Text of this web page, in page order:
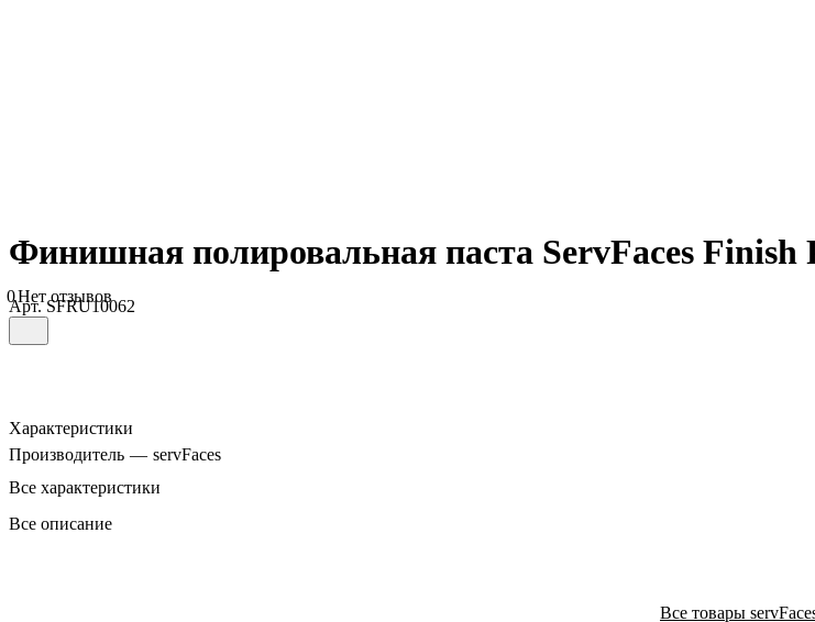
Финишная полировальная паста ServFaces Finish
0Нет отзывов
Арт.SFRU10062
Характеристики
Производитель — servFaces
Все характеристики
Все описание
Все товары